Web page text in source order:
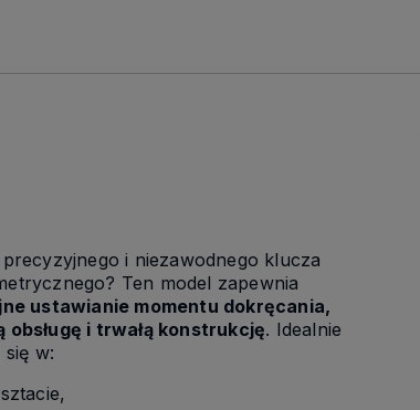
i niezawodnego klucza
Ten model zapewnia
ustawianie momentu dokręcania,
obsługę i trwałą konstrukcję. Idealnie
w: